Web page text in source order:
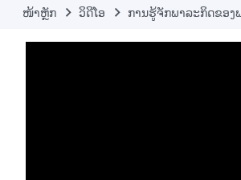
ໜ້າຫຼັກ ​ວິ​ດີ​ໂອ ການຮູ້ຈັກພາລະກິດຂອງ